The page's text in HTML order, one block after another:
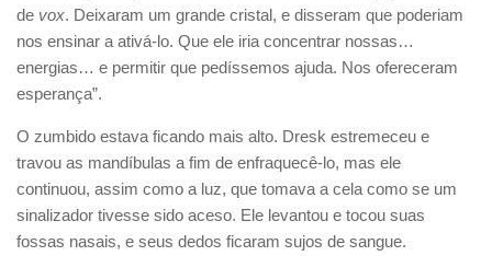
de vox. Deixaram um grande cristal, e disseram que poderiam
nos ensinar a ativá-lo. Que ele iria concentrar nossas…
energias… e permitir que pedíssemos ajuda. Nos ofereceram
esperança”.
O zumbido estava ficando mais alto. Dresk estremeceu e
travou as mandíbulas a fim de enfraquecê-lo, mas ele
continuou, assim como a luz, que tomava a cela como se um
sinalizador tivesse sido aceso. Ele levantou e tocou suas
fossas nasais, e seus dedos ficaram sujos de sangue.